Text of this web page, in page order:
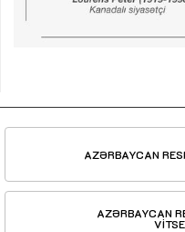
AZƏRBAYCAN
AZƏRBAYCAN